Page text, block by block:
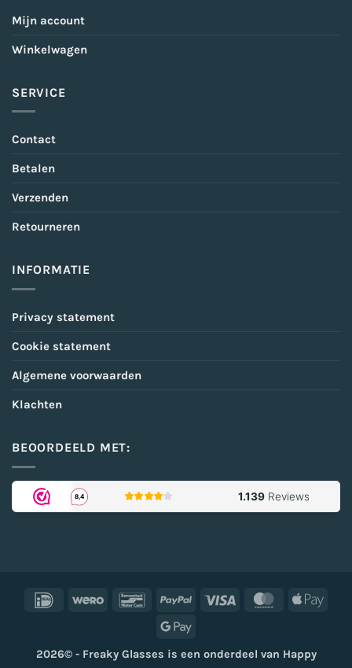
Mijn account
Winkelwagen
SERVICE
Contact
Betalen
Verzenden
Retourneren
INFORMATIE
Privacy statement
Cookie statement
Algemene voorwaarden
Klachten
BEOORDEELD MET:
IDeal Wero BancontactPayPal Visa MasterCard
Google
2026© - Freaky Glasses is een onderdeel van Happy